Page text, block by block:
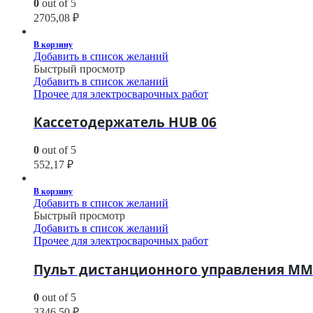
0 out of 5
2705,08 ₽
В корзину
Добавить в список желаний
Быстрый просмотр
Добавить в список желаний
Прочее для электросварочных работ
Кассетодержатель HUB 06
0 out of 5
552,17 ₽
В корзину
Добавить в список желаний
Быстрый просмотр
Добавить в список желаний
Прочее для электросварочных работ
Пульт дистанционного управления
0 out of 5